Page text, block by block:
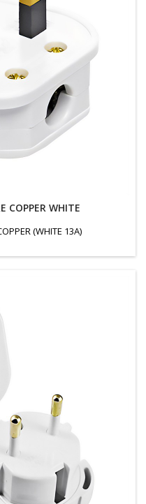
COPPER WHITE
(WHITE 13A)